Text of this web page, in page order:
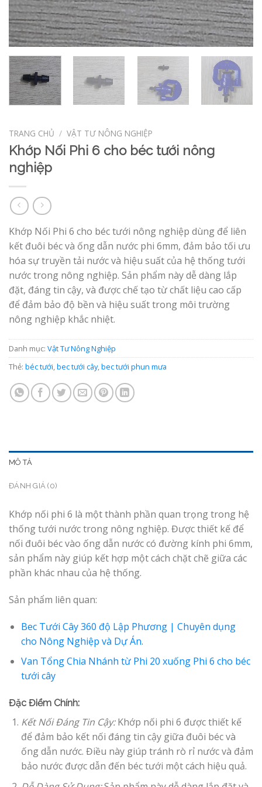
TRANG CHỦ / VẬT TƯ NÔNG NGHIỆP
Khớp Nối Phi 6 cho béc tưới nông
nghiệp
Khớp Nối Phi 6 cho béc tưới nông nghiệp dùng để liên
kết đuôi béc và ống dẫn nước phi 6mm, đảm bảo tối ưu
hóa sự truyền tải nước và hiệu suất của hệ thống tưới
nước trong nông nghiệp. Sản phẩm này dễ dàng lắp
đặt, đáng tin cậy, và được chế tạo từ chất liệu cao cấp
để đảm bảo độ bền và hiệu suất trong môi trường
nông nghiệp khắc nhiệt.
Danh mục: Vật Tư Nông Nghiệp
Thẻ: béc tưới,bec tưới cây,bec tưới phun mưa
MÔ TẢ
ĐÁNH GIÁ (0)
Khớp nối phi 6 là một thành phần quan trọng trong hệ
thống tưới nước trong nông nghiệp. Được thiết kế để
nối đuôi béc vào ống dẫn nước có đường kính phi 6mm,
sản phẩm này giúp kết hợp một cách chặt chẽ giữa các
phần khác nhau của hệ thống.
Sản phẩm liên quan:
Bec Tưới Cây 360 độ Lập Phương | Chuyên dụng
cho Nông Nghiệp và Dự Án.
Van Tổng Chia Nhánh từ Phi 20 xuống Phi 6 cho béc
tưới cây
Đặc Điểm Chính:
Kết Nối Đáng Tin Cậy:Khớp nối phi 6 được thiết kế
để đảm bảo kết nối đáng tin cậy giữa đuôi béc và
ống dẫn nước. Điều này giúp tránh rò rỉ nước và đảm
bảo nước được dẫn đến béc tưới một cách hiệu quả.